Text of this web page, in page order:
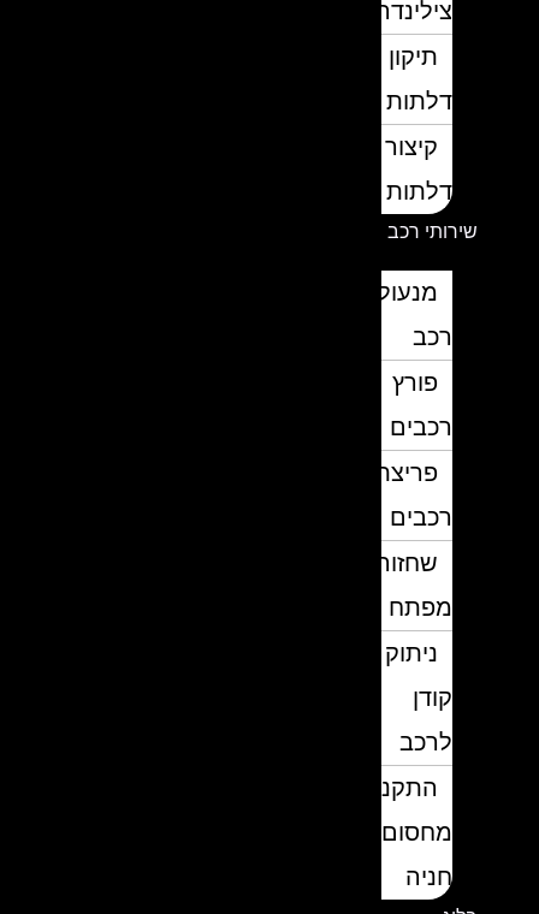
צילינדרים
תיקון
דלתות
קיצור
דלתות
שירותי רכב
מנעולן
פורץ
רכבים
פריצת
רכבים
שחזור
מפתח
ניתוק
לרכב
התקנת
מחסום
חניה